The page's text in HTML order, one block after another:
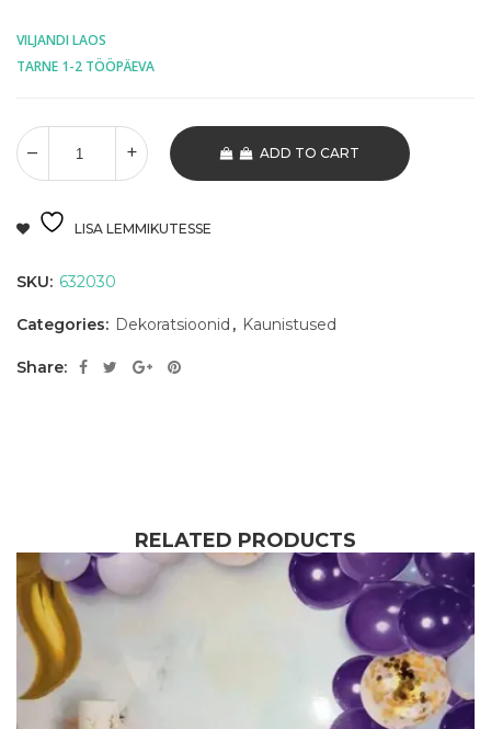
VILJANDI LAOS
TARNE 1-2 TÖÖPÄEVA
ADD TO CART
LISA LEMMIKUTESSE
SKU: 632030
Categories: Dekoratsioonid , Kaunistused
Share:
RELATED PRODUCTS